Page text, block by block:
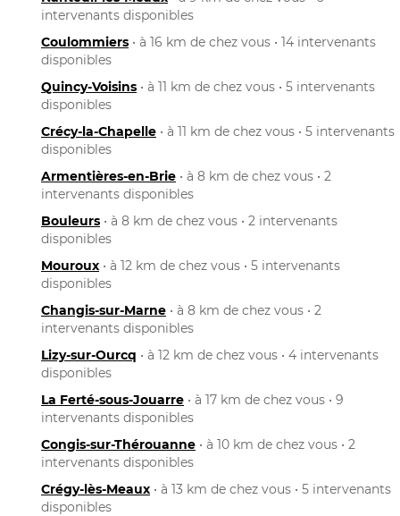
intervenants disponibles
Coulommiers • à 16 km de chez vous • 14 intervenants
disponibles
Quincy-Voisins • à 11 km de chez vous • 5 intervenants
disponibles
Crécy-la-Chapelle • à 11 km de chez vous • 5 intervenants
disponibles
Armentières-en-Brie • à 8 km de chez vous • 2
intervenants disponibles
Bouleurs • à 8 km de chez vous • 2 intervenants
disponibles
Mouroux • à 12 km de chez vous • 5 intervenants
disponibles
Changis-sur-Marne • à 8 km de chez vous • 2
intervenants disponibles
Lizy-sur-Ourcq • à 12 km de chez vous • 4 intervenants
disponibles
La Ferté-sous-Jouarre • à 17 km de chez vous • 9
intervenants disponibles
Congis-sur-Thérouanne • à 10 km de chez vous • 2
intervenants disponibles
Crégy-lès-Meaux • à 13 km de chez vous • 5 intervenants
disponibles